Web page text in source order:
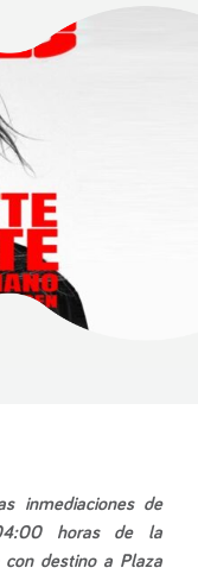
inmediaciones de
horas de la
destino a Plaza